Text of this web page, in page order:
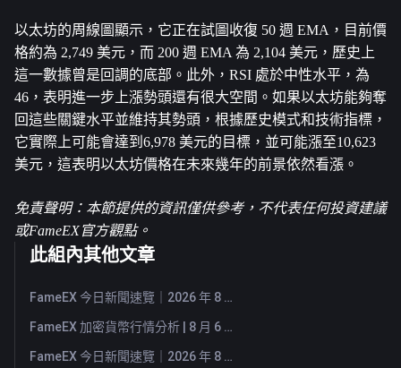
以太坊的周線圖顯示，它正在試圖收復 50 週 EMA，目前價
格約為 2,749 美元，而 200 週 EMA 為 2,104 美元，歷史上
這一數據曾是回調的底部。此外，RSI 處於中性水平，為
46，表明進一步上漲勢頭還有很大空間。如果以太坊能夠奪
回這些關鍵水平並維持其勢頭，根據歷史模式和技術指標，
它實際上可能會達到6,978 美元的目標，並可能漲至10,623
美元，這表明以太坊價格在未來幾年的前景依然看漲。
免責聲明：本節提供的資訊僅供參考，不代表任何投資建議
或FameEX官方觀點。
此組內其他文章
FameEX 今日新聞速覽｜2026 年 8 月 7 日
FameEX 加密貨幣行情分析 | 8 月 6 日, 2026
FameEX 今日新聞速覽｜2026 年 8 月 6 日